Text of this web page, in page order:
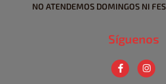
NO ATENDEMOS DOMINGOS NI
Síguenos